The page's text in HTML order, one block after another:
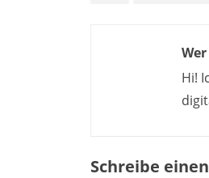
Hi!
Schreibe